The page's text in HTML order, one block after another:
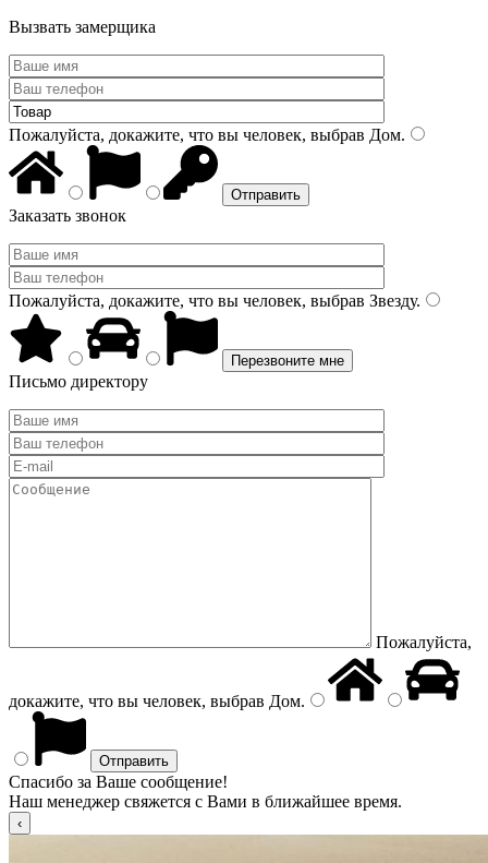
Вызвать замерщика
Пожалуйста, докажите, что вы человек, выбрав Дом.
Заказать звонок
Пожалуйста, докажите, что вы человек, выбрав Звезду.
Письмо директору
Пожалуйста,
докажите, что вы человек, выбрав Дом.
Спасибо за Ваше сообщение!
Наш менеджер свяжется с Вами в ближайшее время.